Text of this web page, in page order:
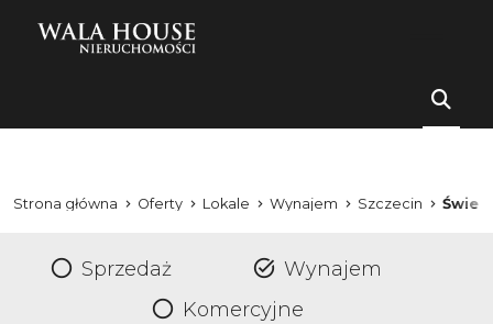
Strona główna Oferty Lokale Wynajem Szczecin
Sprzedaż
Wynajem
Komercyjne